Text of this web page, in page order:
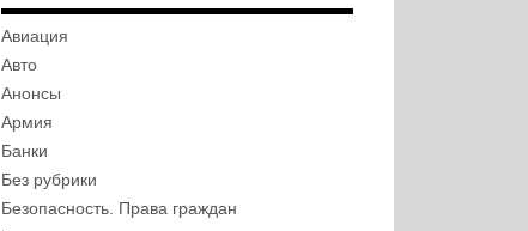
Авиация
Авто
Анонсы
Армия
Банки
Без рубрики
Безопасность. Права граждан